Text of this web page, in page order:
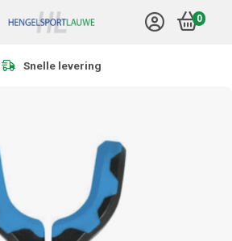
0
Meer dan 1.000 producten